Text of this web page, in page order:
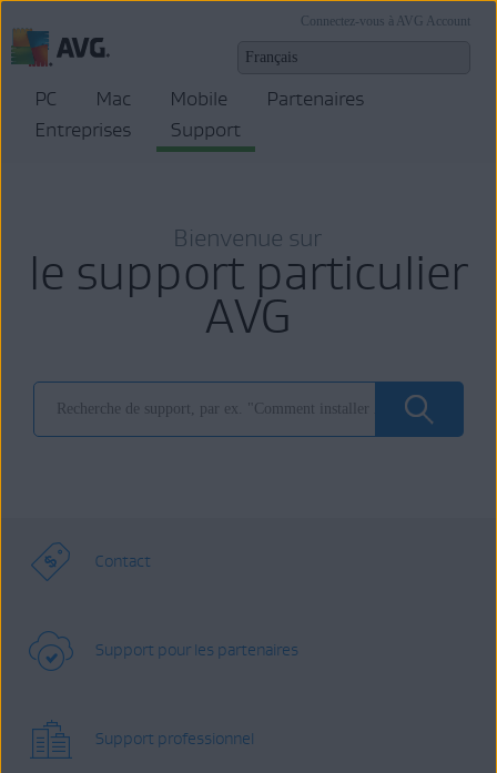
Connectez-vous à AVG Account
PC Mac Mobile
Partenaires
Entreprises
Support
Bienvenue sur
le support particulier
AVG
Contact
Support pour les partenaires
Support professionnel